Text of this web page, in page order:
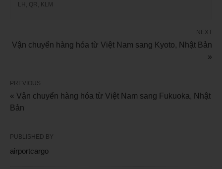
LH, QR, KLM
NEXT
Vận chuyển hàng hóa từ Việt Nam sang Kyoto, Nhật Bản
»
PREVIOUS
« Vận chuyển hàng hóa từ Việt Nam sang Fukuoka, Nhật
Bản
PUBLISHED BY
airportcargo